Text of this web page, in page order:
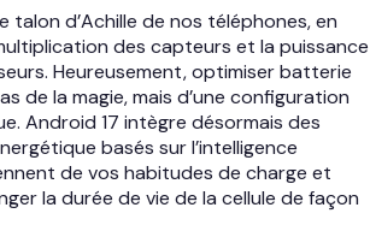
talon d’Achille de nos téléphones, en
des capteurs et la puissance
Heureusement, optimiser batterie
de la magie, mais d’une configuration
Android 17 intègre désormais des
basés sur l’intelligence
de vos habitudes de charge et
la durée de vie de la cellule de façon